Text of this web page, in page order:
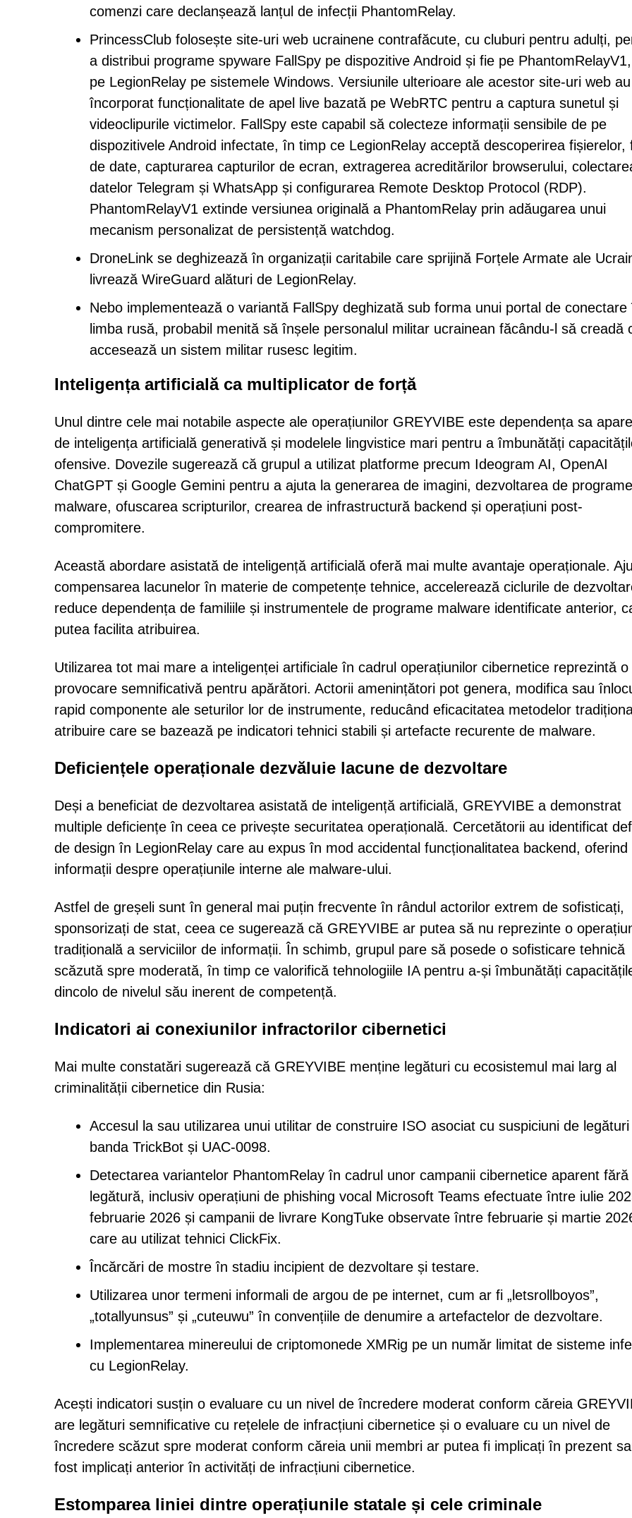
comenzi care declanșează lanțul de infecții PhantomRelay.
PrincessClub folosește site-uri web ucrainene contrafăcute, cu cluburi pentru adulți,
a distribui programe spyware FallSpy pe dispozitive Android și fie pe
pe LegionRelay pe sistemele Windows. Versiunile ulterioare ale acestor site-uri web au
încorporat funcționalitate de apel live bazată pe WebRTC pentru a captura sunetul și
videoclipurile victimelor. FallSpy este capabil să colecteze informații sensibile de pe
dispozitivele Android infectate, în timp ce LegionRelay acceptă descoperirea fișierelor,
de date, capturarea capturilor de ecran, extragerea acreditărilor browserului,
datelor Telegram și WhatsApp și configurarea Remote Desktop Protocol (RDP).
PhantomRelayV1 extinde versiunea originală a PhantomRelay prin adăugarea unui
mecanism personalizat de persistență watchdog.
DroneLink se deghizează în organizații caritabile care sprijină Forțele Armate ale
livrează WireGuard alături de LegionRelay.
Nebo implementează o variantă FallSpy deghizată sub forma unui portal de conectare
limba rusă, probabil menită să înșele personalul militar ucrainean făcându-l să creadă
accesează un sistem militar rusesc legitim.
Inteligența artificială ca multiplicator de forță
Unul dintre cele mai notabile aspecte ale operațiunilor GREYVIBE este dependența sa
de inteligența artificială generativă și modelele lingvistice mari pentru a îmbunătăți
ofensive. Dovezile sugerează că grupul a utilizat platforme precum Ideogram AI, OpenAI
ChatGPT și Google Gemini pentru a ajuta la generarea de imagini, dezvoltarea de programe
malware, ofuscarea scripturilor, crearea de infrastructură backend și operațiuni post-
compromitere.
Această abordare asistată de inteligență artificială oferă mai multe avantaje operaționale.
compensarea lacunelor în materie de competențe tehnice, accelerează ciclurile de
reduce dependența de familiile și instrumentele de programe malware identificate anterior,
putea facilita atribuirea.
Utilizarea tot mai mare a inteligenței artificiale în cadrul operațiunilor cibernetice reprezintă o
provocare semnificativă pentru apărători. Actorii amenințători pot genera, modifica sau
rapid componente ale seturilor lor de instrumente, reducând eficacitatea metodelor
atribuire care se bazează pe indicatori tehnici stabili și artefacte recurente de malware.
Deficiențele operaționale dezvăluie lacune de dezvoltare
Deși a beneficiat de dezvoltarea asistată de inteligență artificială, GREYVIBE a demonstrat
multiple deficiențe în ceea ce privește securitatea operațională. Cercetătorii au identificat
de design în LegionRelay care au expus în mod accidental funcționalitatea backend, oferind
informații despre operațiunile interne ale malware-ului.
Astfel de greșeli sunt în general mai puțin frecvente în rândul actorilor extrem de sofisticați,
sponsorizați de stat, ceea ce sugerează că GREYVIBE ar putea să nu reprezinte o
tradițională a serviciilor de informații. În schimb, grupul pare să posede o sofisticare tehnică
scăzută spre moderată, în timp ce valorifică tehnologiile IA pentru a-și îmbunătăți
dincolo de nivelul său inerent de competență.
Indicatori ai conexiunilor infractorilor cibernetici
Mai multe constatări sugerează că GREYVIBE menține legături cu ecosistemul mai larg al
criminalității cibernetice din Rusia:
Accesul la sau utilizarea unui utilitar de construire ISO asociat cu suspiciuni de legături
banda TrickBot și UAC-0098.
Detectarea variantelor PhantomRelay în cadrul unor campanii cibernetice aparent fără
legătură, inclusiv operațiuni de phishing vocal Microsoft Teams efectuate între iulie
februarie 2026 și campanii de livrare KongTuke observate între februarie și martie
care au utilizat tehnici ClickFix.
Încărcări de mostre în stadiu incipient de dezvoltare și testare.
Utilizarea unor termeni informali de argou de pe internet, cum ar fi „letsrollboyos”,
„totallyunsus” și „cuteuwu” în convențiile de denumire a artefactelor de dezvoltare.
Implementarea minereului de criptomonede XMRig pe un număr limitat de sisteme
cu LegionRelay.
Acești indicatori susțin o evaluare cu un nivel de încredere moderat conform căreia
are legături semnificative cu rețelele de infracțiuni cibernetice și o evaluare cu un nivel de
încredere scăzut spre moderat conform căreia unii membri ar putea fi implicați în prezent
fost implicați anterior în activități de infracțiuni cibernetice.
Estomparea liniei dintre operațiunile statale și cele criminale